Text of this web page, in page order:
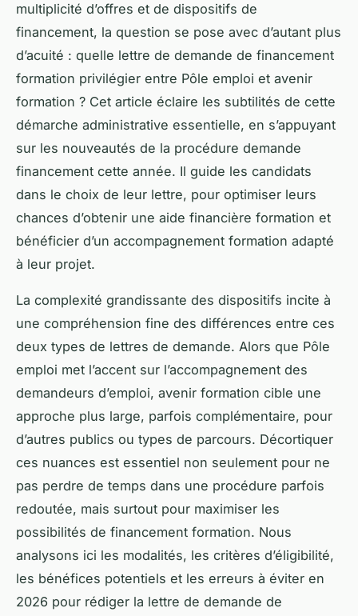
multiplicité d’offres et de dispositifs de
financement, la question se pose avec d’autant plus
d’acuité : quelle lettre de demande de financement
formation privilégier entre Pôle emploi et avenir
formation ? Cet article éclaire les subtilités de cette
démarche administrative essentielle, en s’appuyant
sur les nouveautés de la procédure demande
financement cette année. Il guide les candidats
dans le choix de leur lettre, pour optimiser leurs
chances d’obtenir une aide financière formation et
bénéficier d’un accompagnement formation adapté
à leur projet.
La complexité grandissante des dispositifs incite à
une compréhension fine des différences entre ces
deux types de lettres de demande. Alors que Pôle
emploi met l’accent sur l’accompagnement des
demandeurs d’emploi, avenir formation cible une
approche plus large, parfois complémentaire, pour
d’autres publics ou types de parcours. Décortiquer
ces nuances est essentiel non seulement pour ne
pas perdre de temps dans une procédure parfois
redoutée, mais surtout pour maximiser les
possibilités de financement formation. Nous
analysons ici les modalités, les critères d’éligibilité,
les bénéfices potentiels et les erreurs à éviter en
2026 pour rédiger la lettre de demande de